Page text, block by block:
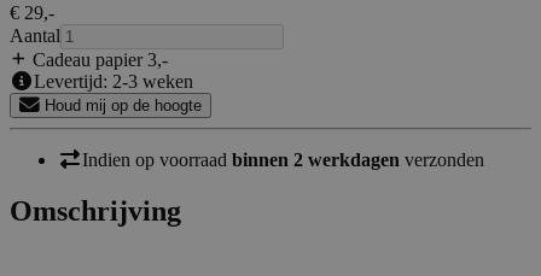
€ 29,-
Aantal
Cadeau papier 3,-
Levertijd: 2-3 weken
Houd mij op de hoogte
Indien op voorraad binnen 2 werkdagen verzonden
Omschrijving